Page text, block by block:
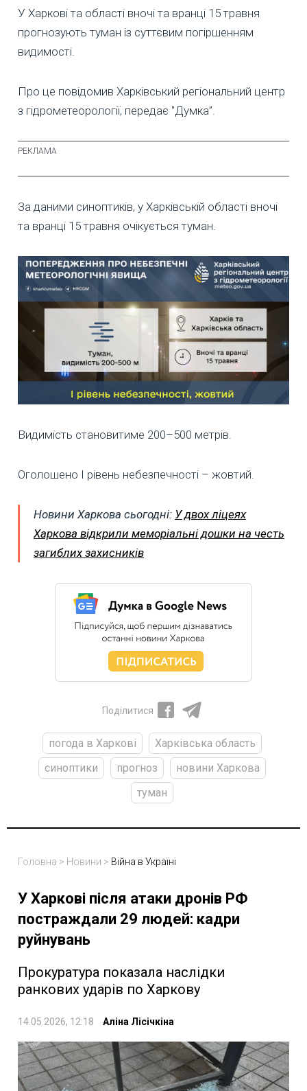
У Харкові та області вночі та вранці 15 травня
прогнозують туман із суттєвим погіршенням
видимості.
Про це повідомив Харківський регіональний центр
з гідрометеорології, передає "Думка”.
За даними синоптиків, у Харківській області вночі
та вранці 15 травня очікується туман.
Видимість становитиме 200–500 метрів.
Оголошено I рівень небезпечності – жовтий.
Новини Харкова сьогодні: У двох ліцеях
Харкова відкрили меморіальні дошки на честь
загиблих захисників
Поділитися
погода в Харкові
Харківська область
синоптики
прогноз
новини Харкова
туман
Головна > Новини > Війна в Україні
У Харкові після атаки дронів РФ
постраждали 29 людей: кадри
руйнувань
Прокуратура показала наслідки
ранкових ударів по Харкову
14.05.2026, 12:18 Аліна Лісічкіна